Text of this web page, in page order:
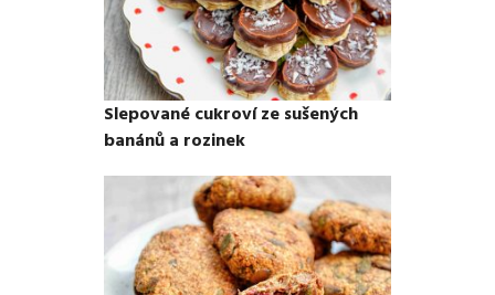
Slepované cukroví ze sušených
banánů a rozinek